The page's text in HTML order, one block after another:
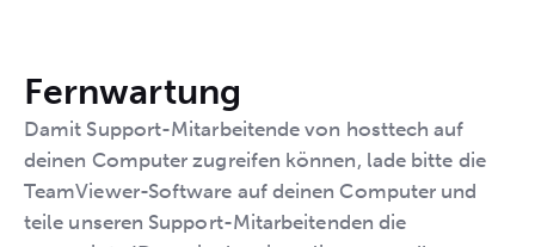
Fernwartung
Damit Support-Mitarbeitende von hosttech auf
deinen Computer zugreifen können, lade bitte die
TeamViewer-Software auf deinen Computer und
teile unseren Support-Mitarbeitenden die